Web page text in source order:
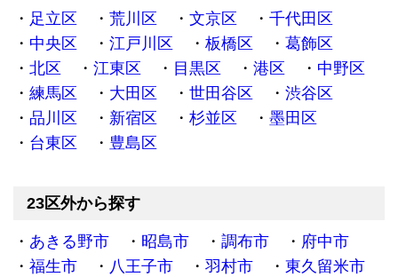
足立区 荒川区 文京区
千代田区
中央区
江戸川区 板橋区
葛飾区
北区
江東区 目黒区 港区
中野区
練馬区
大田区 世田谷区
渋谷区
品川区
新宿区 杉並区
墨田区
台東区
豊島区
23区外から探す
あきる野市 昭島市 調布市
府中市
福生市
八王子市 羽村市
東久留米市